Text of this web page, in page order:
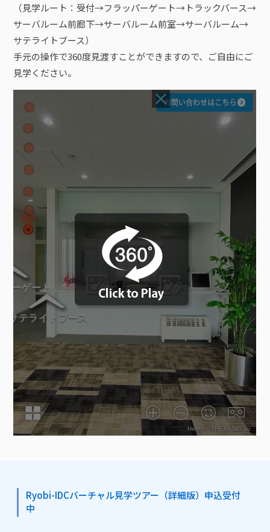
（見学ルート：受付→フラッパーゲート→トラックバース→
サーバルーム前廊下→サーバルーム前室→サーバルーム→
サテライトブース）
手元の操作で360度見渡すことができますので、ご自由にご
見学ください。
Ryobi-IDCバーチャル見学ツアー（詳細版）申込受付
中